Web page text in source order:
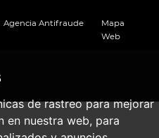
de rastreo para mejorar
en nuestra web, para
Agencia Antifraude
Mapa
Web